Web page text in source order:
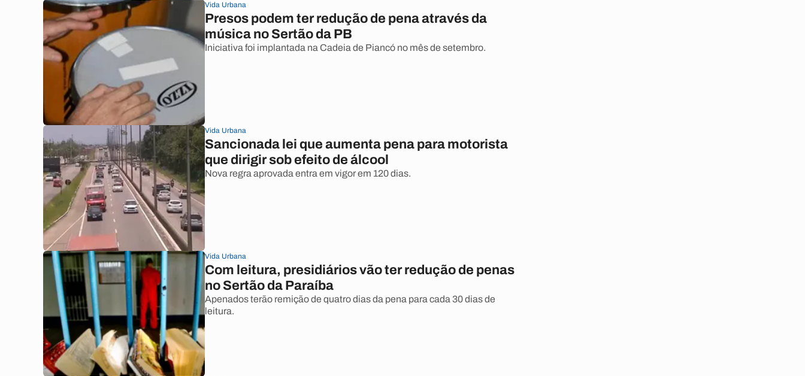
Vida Urbana
Presos podem ter redução de pena através da
música no Sertão da PB
Iniciativa foi implantada na Cadeia de Piancó no mês de setembro.
Vida Urbana
Sancionada lei que aumenta pena para motorista
que dirigir sob efeito de álcool
Nova regra aprovada entra em vigor em 120 dias.
Vida Urbana
Com leitura, presidiários vão ter redução de penas
no Sertão da Paraíba
Apenados terão remição de quatro dias da pena para cada 30 dias de
leitura.